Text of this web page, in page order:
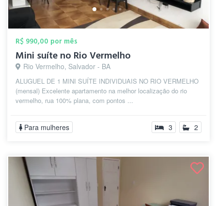
R$ 990,00 por mês
Mini suíte no Rio Vermelho
Rio Vermelho, Salvador - BA
ALUGUEL DE 1 MINI SUÍTE INDIVIDUAIS NO RIO VERMELHO
(mensal) Excelente apartamento na melhor localização do rio
vermelho, rua 100% plana, com pontos ...
Para mulheres 3 2